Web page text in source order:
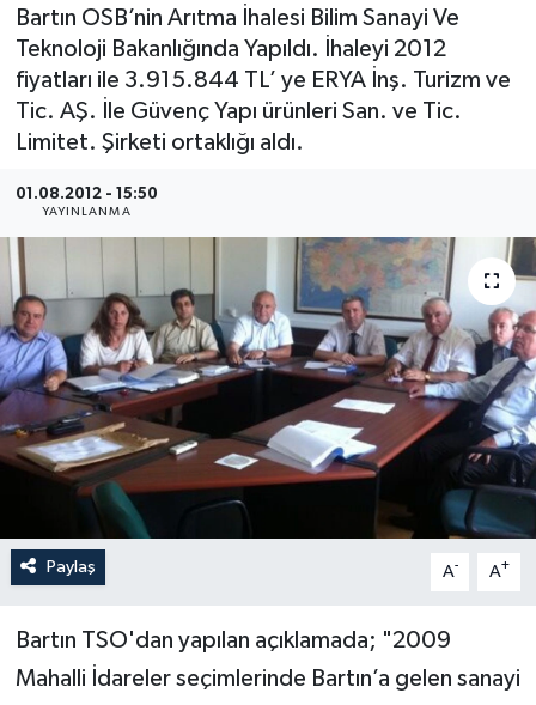
Bartın OSB’nin Arıtma İhalesi Bilim Sanayi Ve
Teknoloji Bakanlığında Yapıldı. İhaleyi 2012
fiyatları ile 3.915.844 TL’ ye ERYA İnş. Turizm ve
Tic. AŞ. İle Güvenç Yapı ürünleri San. ve Tic.
Limitet. Şirketi ortaklığı aldı.
01.08.2012 - 15:50
YAYINLANMA
Paylaş A- A+
Bartın TSO'dan yapılan açıklamada; "2009
Mahalli İdareler seçimlerinde Bartın’a gelen sanayi
Medya
Sağlık
Siyaset
Spor
Tarım
Turizm
Yaşam
Yerel Yönetimler
DÜNYA